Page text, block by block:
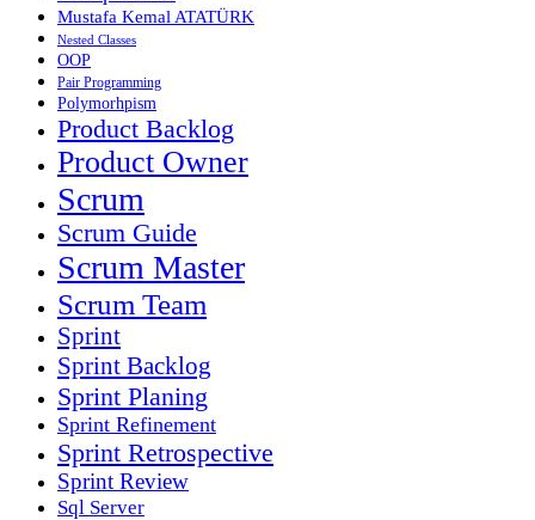
Mustafa Kemal ATATÜRK
Nested Classes
OOP
Pair Programming
Polymorhpism
Product Backlog
Product Owner
Scrum
Scrum Guide
Scrum Master
Scrum Team
Sprint
Sprint Backlog
Sprint Planing
Sprint Refinement
Sprint Retrospective
Sprint Review
Sql Server